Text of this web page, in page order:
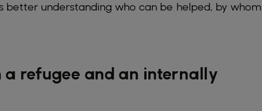
better understanding who can be helped, by
refugee and an internally